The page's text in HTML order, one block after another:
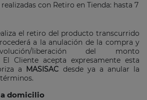
con Retiro en Tienda: hasta 7
el retiro del producto transcurrido
a la anulación de la compra y
liberación del monto
El Cliente acepta expresamente esta
a MASISAC desde ya a anular la
a domicilio